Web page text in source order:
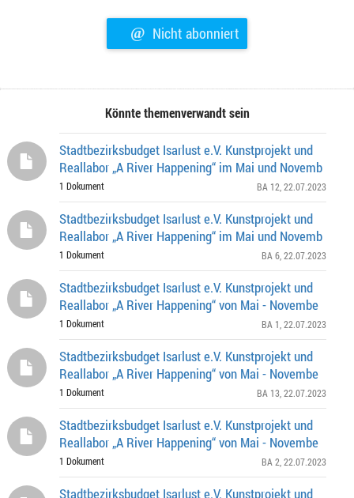
@ Nicht abonniert
Könnte themenverwandt sein
Stadtbezirksbudget Isarlust e.V. Kunstprojekt und
Reallabor „A River Happening“ im Mai und Novemb
1 Dokument BA 12 , 22.07.2023
Stadtbezirksbudget Isarlust e.V. Kunstprojekt und
Reallabor „A River Happening“ im Mai und Novemb
1 Dokument BA 6 , 22.07.2023
Stadtbezirksbudget Isarlust e.V. Kunstprojekt und
Reallabor „A River Happening“ von Mai - Novembe
1 Dokument BA 1 , 22.07.2023
Stadtbezirksbudget Isarlust e.V. Kunstprojekt und
Reallabor „A River Happening“ von Mai - Novembe
1 Dokument BA 13 , 22.07.2023
Stadtbezirksbudget Isarlust e.V. Kunstprojekt und
Reallabor „A River Happening“ von Mai - Novembe
1 Dokument BA 2 , 22.07.2023
Stadtbezirksbudget Isarlust e.V. Kunstprojekt und